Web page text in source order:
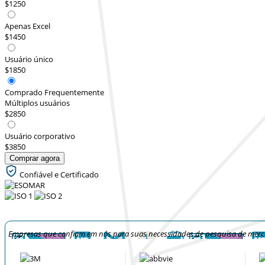
$1250
Apenas Excel
$1450
Usuário único
$1850
Comprado Frequentemente
Múltiplos usuários
$2850
Usuário corporativo
$3850
Comprar agora
Confiável e Certificado
Empresas que confiam em nós para suas necessidades de pesquisa de